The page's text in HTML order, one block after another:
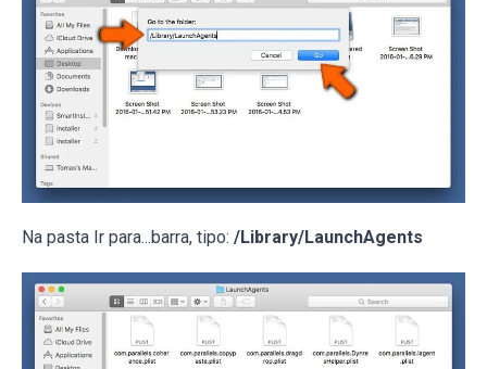
Na pasta Ir para...barra, tipo: /Library/LaunchAgents